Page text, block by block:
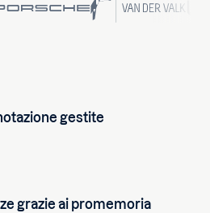
gestite
grazie ai promemoria